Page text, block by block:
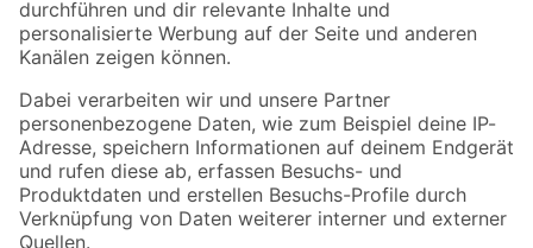
Folge uns
Zahlungsarten Versandarten